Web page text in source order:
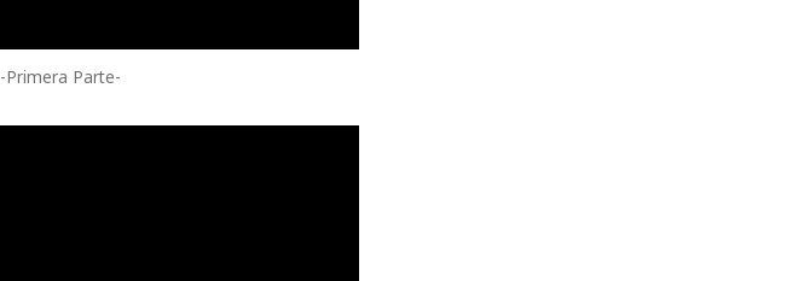
Primera Parte-